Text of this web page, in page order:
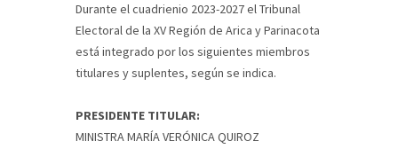
Durante el cuadrienio 2023-2027 el Tribunal
Electoral de la XV Región de Arica y Parinacota
está integrado por los siguientes miembros
titulares y suplentes, según se indica.
PRESIDENTE TITULAR:
MINISTRA MARÍA VERÓNICA QUIROZ